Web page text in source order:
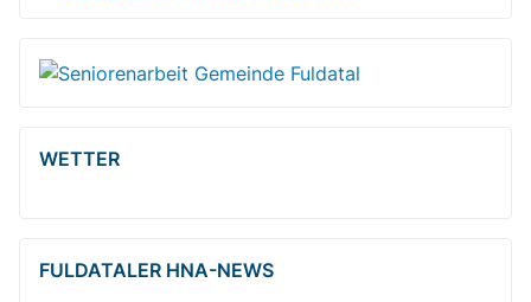
WETTER
FULDATALER HNA-NEWS